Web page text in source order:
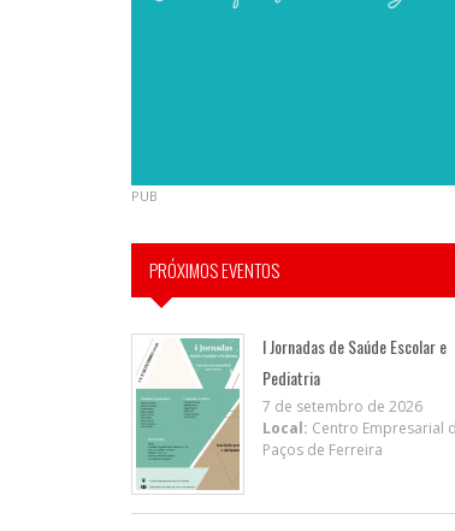
PUB
PRÓXIMOS EVENTOS
I Jornadas de Saúde Escolar e
Pediatria
7 de setembro de 2026
Local: Centro Empresarial
Paços de Ferreira